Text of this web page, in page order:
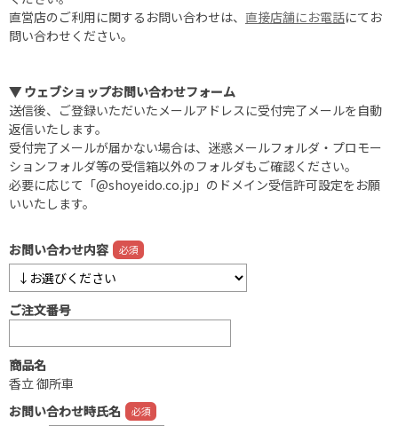
直営店のご利用に関するお問い合わせは、 直接店舗にお電話にてお
問い合わせください。
▼ ウェブショップお問い合わせフォーム
送信後、ご登録いただいたメールアドレスに受付完了メールを自動
返信いたします。
受付完了メールが届かない場合は、迷惑メールフォルダ・プロモー
ションフォルダ等の受信箱以外のフォルダもご確認ください。
必要に応じて「@shoyeido.co.jp」のドメイン受信許可設定をお願
いいたします。
お問い合わせ内容
ご注文番号
商品名
香立 御所車
お問い合わせ時氏名